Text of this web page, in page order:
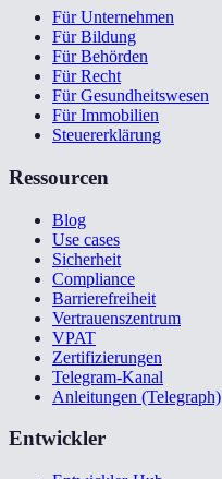
Für Unternehmen
Für Bildung
Für Behörden
Für Recht
Für Gesundheitswesen
Für Immobilien
Steuererklärung
Ressourcen
Blog
Use cases
Sicherheit
Compliance
Barrierefreiheit
Vertrauenszentrum
VPAT
Zertifizierungen
Telegram-Kanal
Anleitungen (Telegraph)
Entwickler